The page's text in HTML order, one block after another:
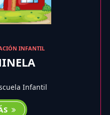
INFANTIL
Infantil